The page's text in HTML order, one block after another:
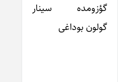
گؤزومده سینار
گولون بوداغی